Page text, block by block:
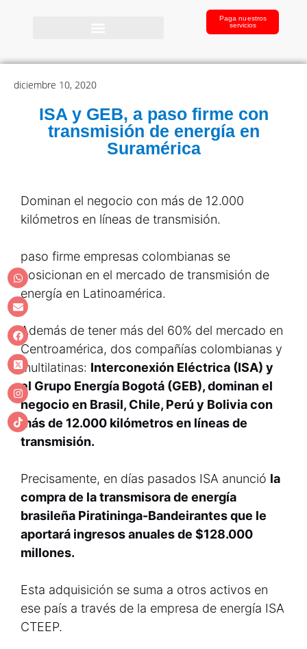
Paga nuestros
servicios
diciembre 10, 2020
ISA y GEB, a paso firme con
transmisión de energía en
Suramérica
Dominan el negocio con más de 12.000
kilómetros en líneas de transmisión.
paso firme empresas colombianas se
posicionan en el mercado de transmisión de
energía en Latinoamérica.
Además de tener más del 60% del mercado en
Centroamérica, dos compañías colombianas y
multilatinas: Interconexión Eléctrica (ISA) y
el Grupo Energía Bogotá (GEB), dominan el
negocio en Brasil, Chile, Perú y Bolivia con
más de 12.000 kilómetros en líneas de
transmisión.
Precisamente, en días pasados ISA anunció la
compra de la transmisora de energía
brasileña Piratininga-Bandeirantes que le
aportará ingresos anuales de $128.000
millones.
Esta adquisición se suma a otros activos en
ese país a través de la empresa de energía ISA
CTEEP.